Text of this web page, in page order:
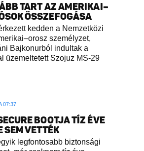
TART AZ AMERIKAI–
ÖSSZEFOGÁSA
kedden a Nemzetközi
személyzet,
Bajkonurból indultak a
üzemeltetett Szojuz MS-29
07:37
BOOTJA TÍZ ÉVE
SEM VETTÉK
legfontosabb biztonsági